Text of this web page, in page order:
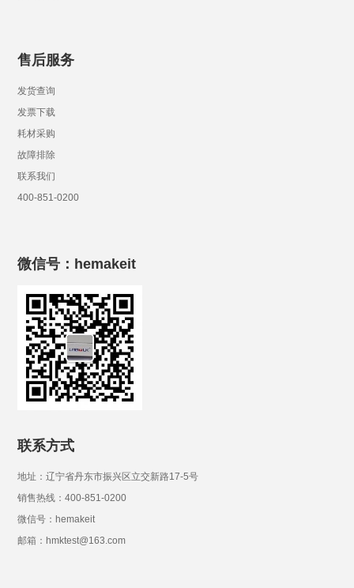
售后服务
发货查询
发票下载
耗材采购
故障排除
联系我们
400-851-0200
微信号：hemakeit
联系方式
地址：辽宁省丹东市振兴区立交新路17-5号
销售热线：400-851-0200
微信号：hemakeit
邮箱：hmktest@163.com